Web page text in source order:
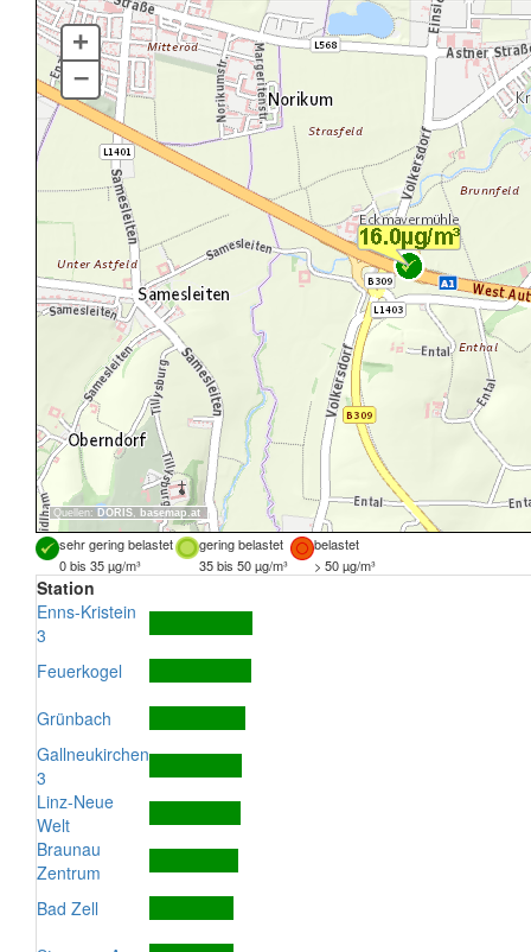
Quellen: DORIS, basemap.at
+
–
sehr gering belastet gering belastet
belastet
0 bis 35 µg/m³
35 bis 50 µg/m³ > 50 µg/m³
Station
Enns-Kristein
3
Feuerkogel
Grünbach
Gallneukirchen
3
Linz-Neue
Welt
Braunau
Zentrum
Bad Zell